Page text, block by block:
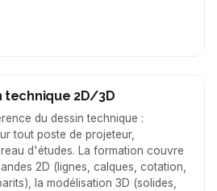
technique 2D/3D
du dessin technique :
tout poste de projeteur,
d'études. La formation couvre
2D (lignes, calques, cotation,
la modélisation 3D (solides,